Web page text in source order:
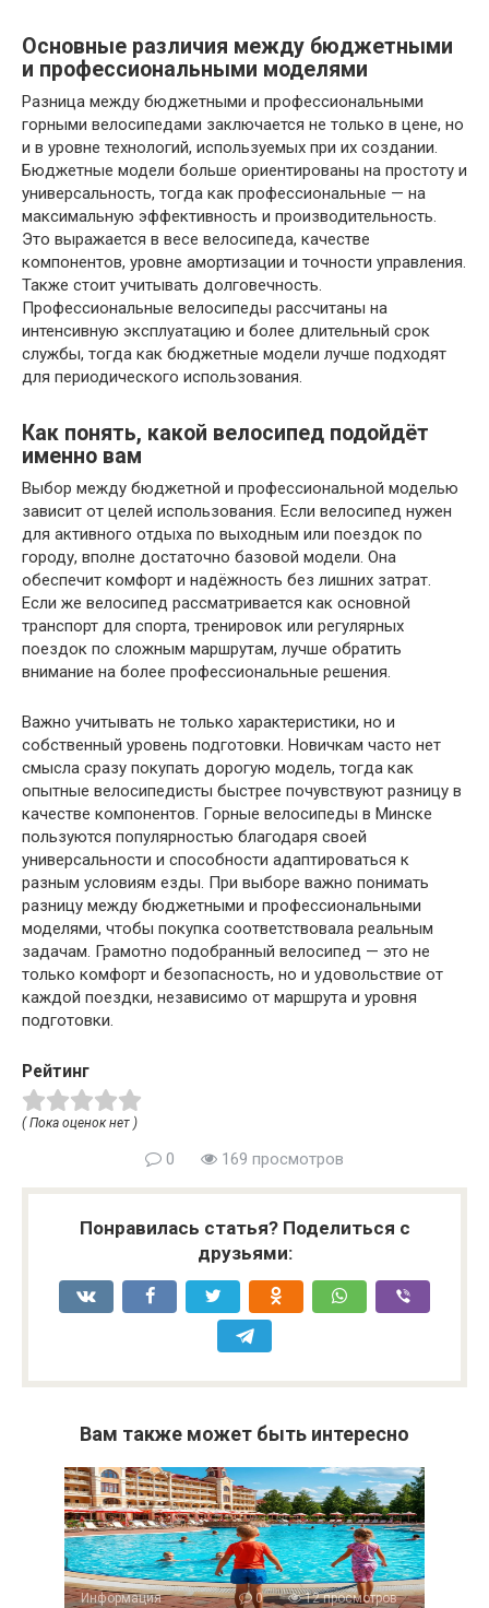
Основные различия между бюджетными
и профессиональными моделями
Разница между бюджетными и профессиональными
горными велосипедами заключается не только в цене, но
и в уровне технологий, используемых при их создании.
Бюджетные модели больше ориентированы на простоту и
универсальность, тогда как профессиональные — на
максимальную эффективность и производительность.
Это выражается в весе велосипеда, качестве
компонентов, уровне амортизации и точности управления.
Также стоит учитывать долговечность.
Профессиональные велосипеды рассчитаны на
интенсивную эксплуатацию и более длительный срок
службы, тогда как бюджетные модели лучше подходят
для периодического использования.
Как понять, какой велосипед подойдёт
именно вам
Выбор между бюджетной и профессиональной моделью
зависит от целей использования. Если велосипед нужен
для активного отдыха по выходным или поездок по
городу, вполне достаточно базовой модели. Она
обеспечит комфорт и надёжность без лишних затрат.
Если же велосипед рассматривается как основной
транспорт для спорта, тренировок или регулярных
поездок по сложным маршрутам, лучше обратить
внимание на более профессиональные решения.
Важно учитывать не только характеристики, но и
собственный уровень подготовки. Новичкам часто нет
смысла сразу покупать дорогую модель, тогда как
опытные велосипедисты быстрее почувствуют разницу в
качестве компонентов. Горные велосипеды в Минске
пользуются популярностью благодаря своей
универсальности и способности адаптироваться к
разным условиям езды. При выборе важно понимать
разницу между бюджетными и профессиональными
моделями, чтобы покупка соответствовала реальным
задачам. Грамотно подобранный велосипед — это не
только комфорт и безопасность, но и удовольствие от
каждой поездки, независимо от маршрута и уровня
подготовки.
Рейтинг
( Пока оценок нет )
0 169 просмотров
Понравилась статья? Поделиться с
друзьями:
Вам также может быть интересно
Информация 0 12 просмотров